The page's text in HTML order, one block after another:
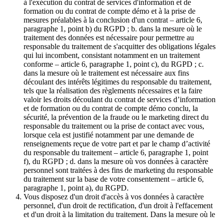
à l'exécution du contrat de services d'information et de
formation ou du contrat de compte démo et à la prise de
mesures préalables à la conclusion d'un contrat – article 6,
paragraphe 1, point b) du RGPD ; b. dans la mesure où le
traitement des données est nécessaire pour permettre au
responsable du traitement de s'acquitter des obligations légales
qui lui incombent, consistant notamment en un traitement
conforme – article 6, paragraphe 1, point c), du RGPD ; c.
dans la mesure où le traitement est nécessaire aux fins
découlant des intérêts légitimes du responsable du traitement,
tels que la réalisation des règlements nécessaires et la faire
valoir les droits découlant du contrat de services d’information
et de formation ou du contrat de compte démo conclu, la
sécurité, la prévention de la fraude ou le marketing direct du
responsable du traitement ou la prise de contact avec vous,
lorsque cela est justifié notamment par une demande de
renseignements reçue de votre part et par le champ d’activité
du responsable du traitement – article 6, paragraphe 1, point
f), du RGPD ; d. dans la mesure où vos données à caractère
personnel sont traitées à des fins de marketing du responsable
du traitement sur la base de votre consentement – article 6,
paragraphe 1, point a), du RGPD.
Vous disposez d'un droit d'accès à vos données à caractère
personnel, d'un droit de rectification, d'un droit à l'effacement
et d'un droit à la limitation du traitement. Dans la mesure où le